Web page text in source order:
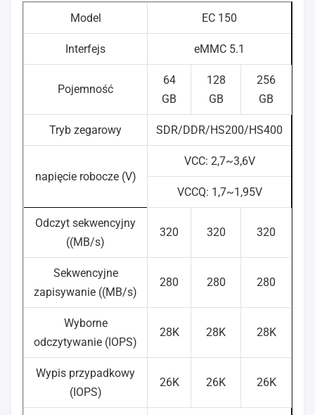
Model EC 150
Interfejs eMMC 5.1
Pojemność
64
GB
128
GB
256
GB
Tryb zegarowy SDR/DDR/HS200/HS400
napięcie robocze (V)
VCC: 2,7~3,6V
VCCQ: 1,7~1,95V
Odczyt sekwencyjny
((MB/s)
320 320 320
Sekwencyjne
zapisywanie ((MB/s)
280 280 280
Wyborne
odczytywanie (IOPS)
28K 28K 28K
Wypis przypadkowy
(IOPS)
26K 26K 26K